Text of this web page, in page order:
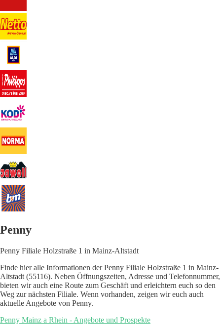
Penny
Penny Filiale Holzstraße 1 in Mainz-Altstadt
Finde hier alle Informationen der Penny Filiale Holzstraße 1 in Mainz-
Altstadt (55116). Neben Öffnungszeiten, Adresse und Telefonnummer,
bieten wir auch eine Route zum Geschäft und erleichtern euch so den
Weg zur nächsten Filiale. Wenn vorhanden, zeigen wir euch auch
aktuelle Angebote von Penny.
Penny Mainz a Rhein - Angebote und Prospekte